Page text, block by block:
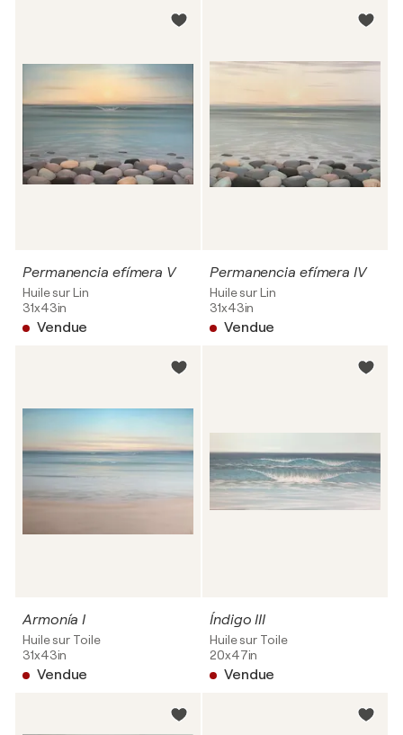
Permanencia efímera V
Huile sur Lin
31x43in
Vendue
Permanencia efímera IV
Huile sur Lin
31x43in
Vendue
Armonía I
Huile sur Toile
31x43in
Vendue
Índigo III
Huile sur Toile
20x47in
Vendue